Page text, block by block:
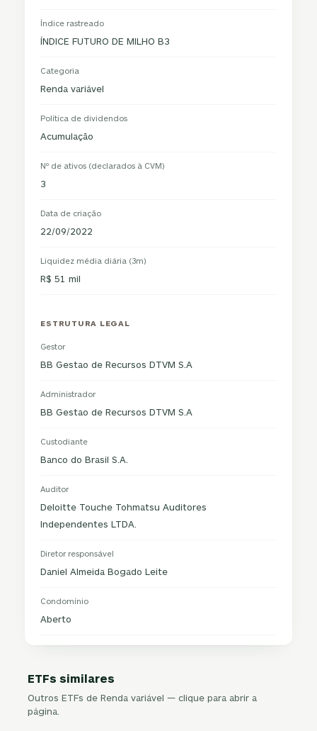
Índice rastreado
ÍNDICE FUTURO DE MILHO B3
Categoria
Renda variável
Política de dividendos
Acumulação
Nº de ativos (declarados à CVM)
3
Data de criação
22/09/2022
Liquidez média diária (3m)
R$ 51 mil
ESTRUTURA LEGAL
Gestor
BB Gestao de Recursos DTVM S.A
Administrador
BB Gestao de Recursos DTVM S.A
Custodiante
Banco do Brasil S.A.
Auditor
Deloitte Touche Tohmatsu Auditores
Independentes LTDA.
Diretor responsável
Daniel Almeida Bogado Leite
Condomínio
Aberto
ETFs similares
Outros ETFs de Renda variável — clique para abrir a
página.